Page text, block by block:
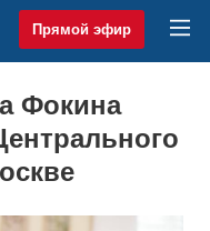
Прямой эфир
Фокина